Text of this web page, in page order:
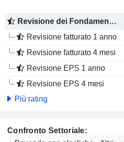
Revisione dei Fondamentali
Revisione fatturato 1 anno
Revisione fatturato 4 mesi
Revisione EPS 1 anno
Revisione EPS 4 mesi
Più rating
Confronto Settoriale: